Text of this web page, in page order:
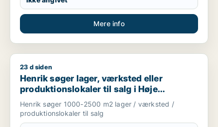
Mere info
Henrik søger lager, værksted eller produktionslokaler til
23 d siden
Henrik søger lager, værksted eller
produktionslokaler til salg i Høje
Taastrup, Ishøj eller Greve m.fl.
Henrik søger 1000-2500 m2 lager / værksted /
produktionslokaler til salg